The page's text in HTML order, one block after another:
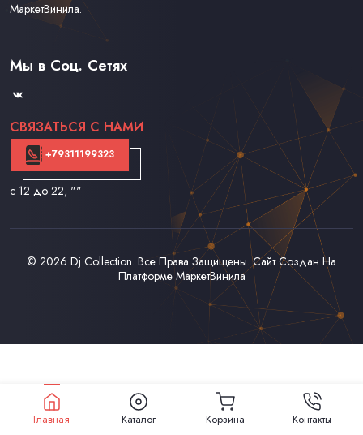
МаркетВинила.
Каталог Винила, CD и Кассет
Доставка и Оплата
Мы в Соц. Сетях
СВЯЗАТЬСЯ С НАМИ
+79311199323
с 12 до 22, ""
© 2026 Dj Collection. Все Права Защищены. Сайт Создан На
Платформе МаркетВинила
Главная Каталог Корзина Контакты